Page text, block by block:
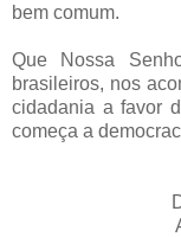
bem comum.
Que Nossa
brasileiros, nos
cidadania a favor
começa a